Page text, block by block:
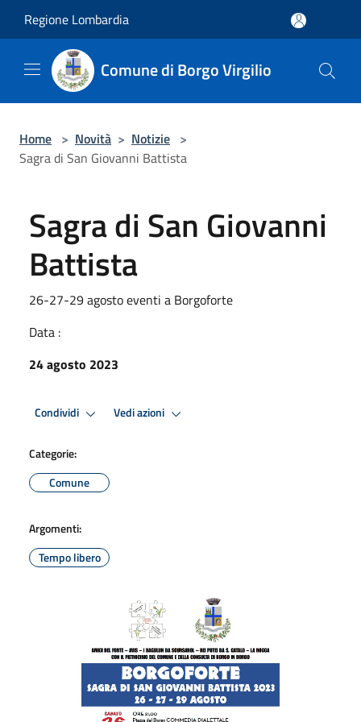
Regione Lombardia
Comune di Borgo Virgilio
Home > Novità > Notizie >
Sagra di San Giovanni Battista
Sagra di San Giovanni
Battista
26-27-29 agosto eventi a Borgoforte
Data :
24 agosto 2023
Condividi Vedi azioni
Categorie:
Comune
Argomenti:
Tempo libero